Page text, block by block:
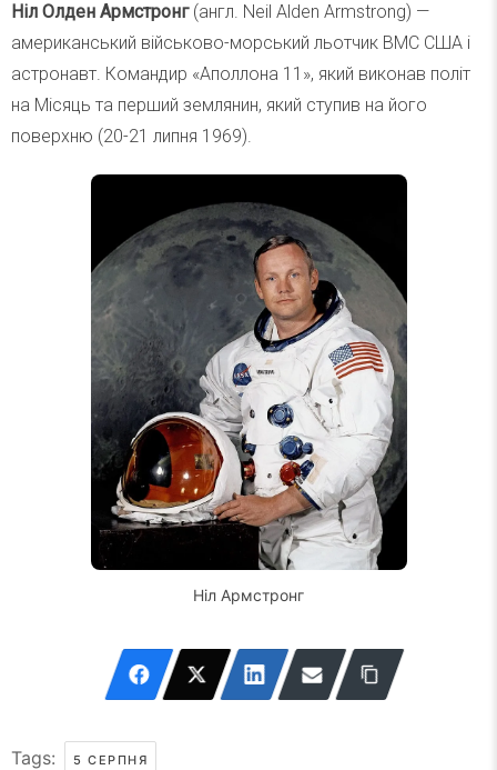
Ніл Олден Армстронг (англ. Neil Alden Armstrong) —
американський військово-морський льотчик ВМС США і
астронавт. Командир «Аполлона 11», який виконав політ
на Місяць та перший землянин, який ступив на його
поверхню (20-21 липня 1969).
Ніл Армстронг
Tags: 5 СЕРПНЯ